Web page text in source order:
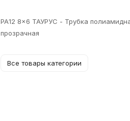
PA12 8x6 ТАУРУС - Трубка
прозрачная
Все товары категории